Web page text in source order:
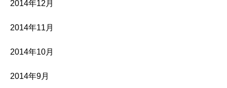
2014年12月
2014年11月
2014年10月
2014年9月